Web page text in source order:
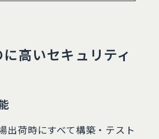
高いセキュリティ
出荷時にすべて構築・テスト